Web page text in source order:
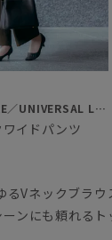
SUIT SQUARE／UNIVERSAL LANGUAGE／WHITE
イドパンツ
るVネックブラ
ーンにも頼れる